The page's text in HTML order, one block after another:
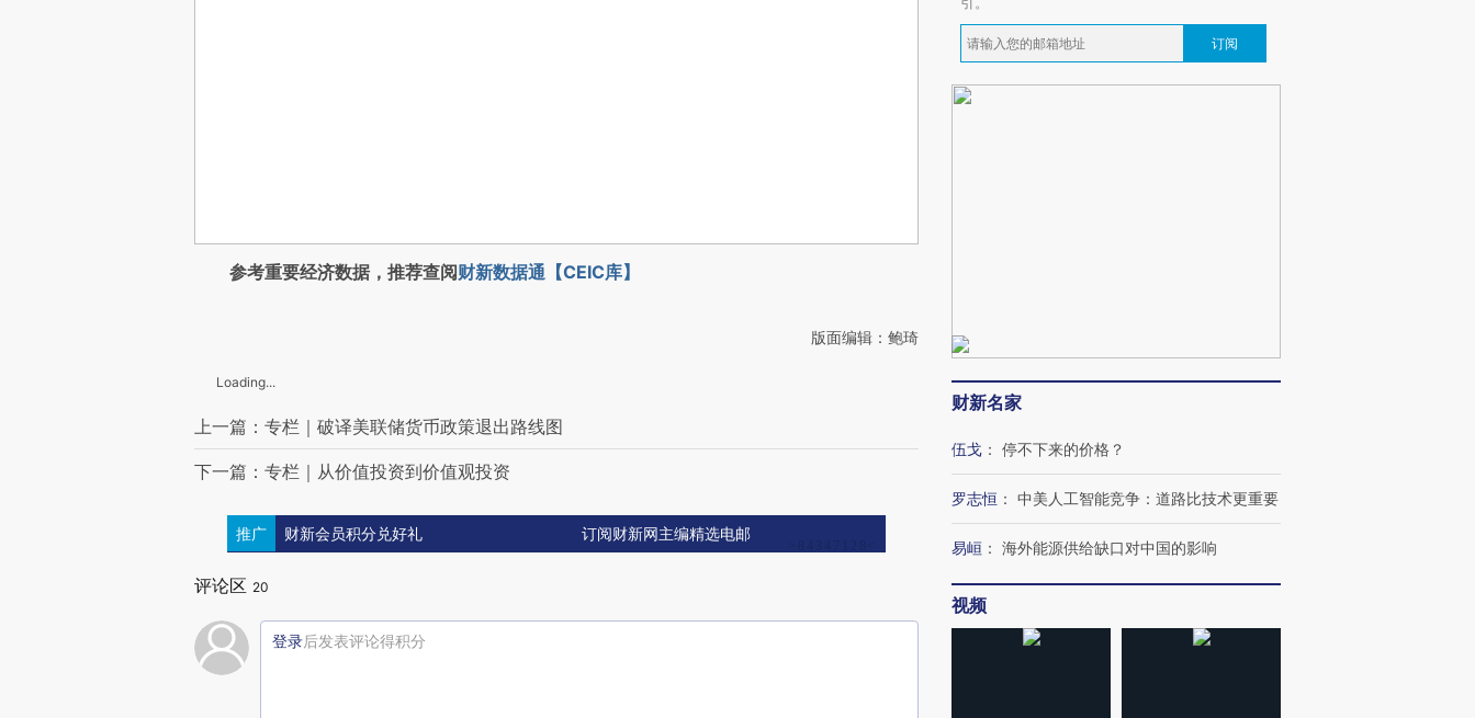
参考重要经济数据，推荐查阅财新数据通【CEIC库】
版面编辑：鲍琦
Loading...
上一篇：专栏｜破译美联储货币政策退出路线图
下一篇：专栏｜从价值投资到价值观投资
推广 财新会员积分兑好礼 订阅财新网主编精选电邮
评论区 20
登录后发表评论得积分
订阅
财新名家
伍戈 ： 停不下来的价格？
罗志恒 ： 中美人工智能竞争：道路比技术更重要
易峘 ： 海外能源供给缺口对中国的影响
视频